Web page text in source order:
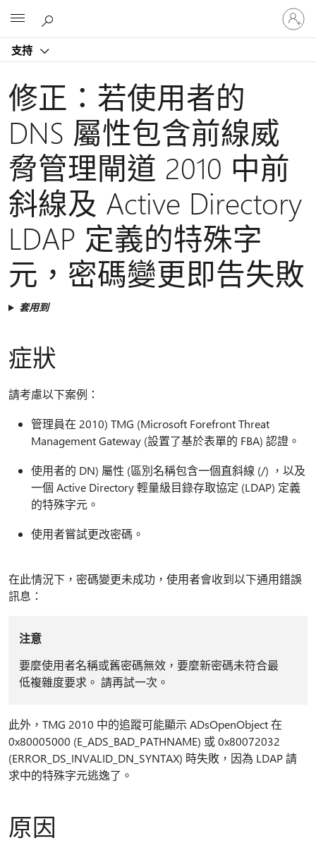
支持
登
入
您
修正：若使用者的
DNS 屬性包含前線威
脅管理閘道 2010 中前
斜線及 Active Directory
LDAP 定義的特殊字
元，密碼變更即告失敗
套用到
症狀
請考慮以下案例：
管理員在 2010) TMG (Microsoft Forefront Threat
Management Gateway (設置了基於表單的 FBA) 認證。
使用者的 DN) 屬性 (區別名稱包含一個直斜線 (/) ，以及
一個 Active Directory 輕量級目錄存取協定 (LDAP) 定義
的特殊字元。
使用者嘗試更改密碼。
在此情況下，密碼變更未成功，使用者會收到以下通用錯誤
訊息：
注意
要麼使用者名稱或舊密碼無效，要麼新密碼未符合最
低複雜度要求。 請再試一次。
此外，TMG 2010 中的追蹤可能顯示 ADsOpenObject 在
0x80005000 (E_ADS_BAD_PATHNAME) 或 0x80072032
(ERROR_DS_INVALID_DN_SYNTAX) 時失敗，因為 LDAP 請
求中的特殊字元逃逸了。
原因